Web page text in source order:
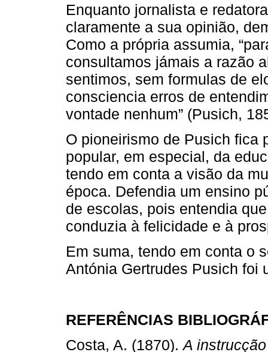
Enquanto jornalista e
claramente a sua opinião,
Como a própria assumia,
consultamos jámais a razão
sentimos, sem formulas de
consciencia erros de
vontade nenhum” (Pusich,
O pioneirismo de Pusich fica
popular, em especial, da
tendo em conta a visão da
época. Defendia um ensino
de escolas, pois entendia
conduzia à felicidade e à
Em suma, tendo em conta o
Antónia Gertrudes Pusich foi
REFERÊNCIAS
Costa, A. (1870).A